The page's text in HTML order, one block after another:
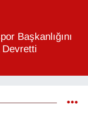
Başkanlığını